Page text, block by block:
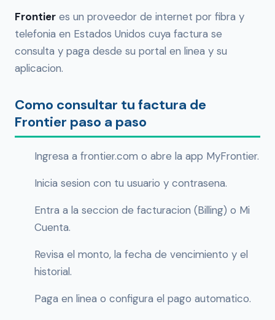
Frontier es un proveedor de internet por fibra y
telefonia en Estados Unidos cuya factura se
consulta y paga desde su portal en linea y su
aplicacion.
Como consultar tu factura de
Frontier paso a paso
Ingresa a frontier.com o abre la app MyFrontier.
Inicia sesion con tu usuario y contrasena.
Entra a la seccion de facturacion (Billing) o Mi
Cuenta.
Revisa el monto, la fecha de vencimiento y el
historial.
Paga en linea o configura el pago automatico.